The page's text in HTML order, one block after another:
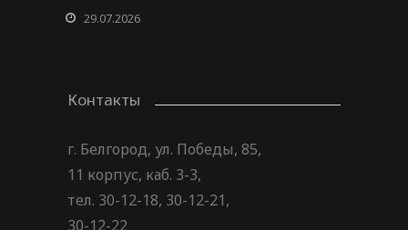
29.07.2026
Контакты
г. Белгород, ул. Победы, 85,
11 корпус, каб. 3-3,
тел. 30-12-18, 30-12-21,
30-12-22